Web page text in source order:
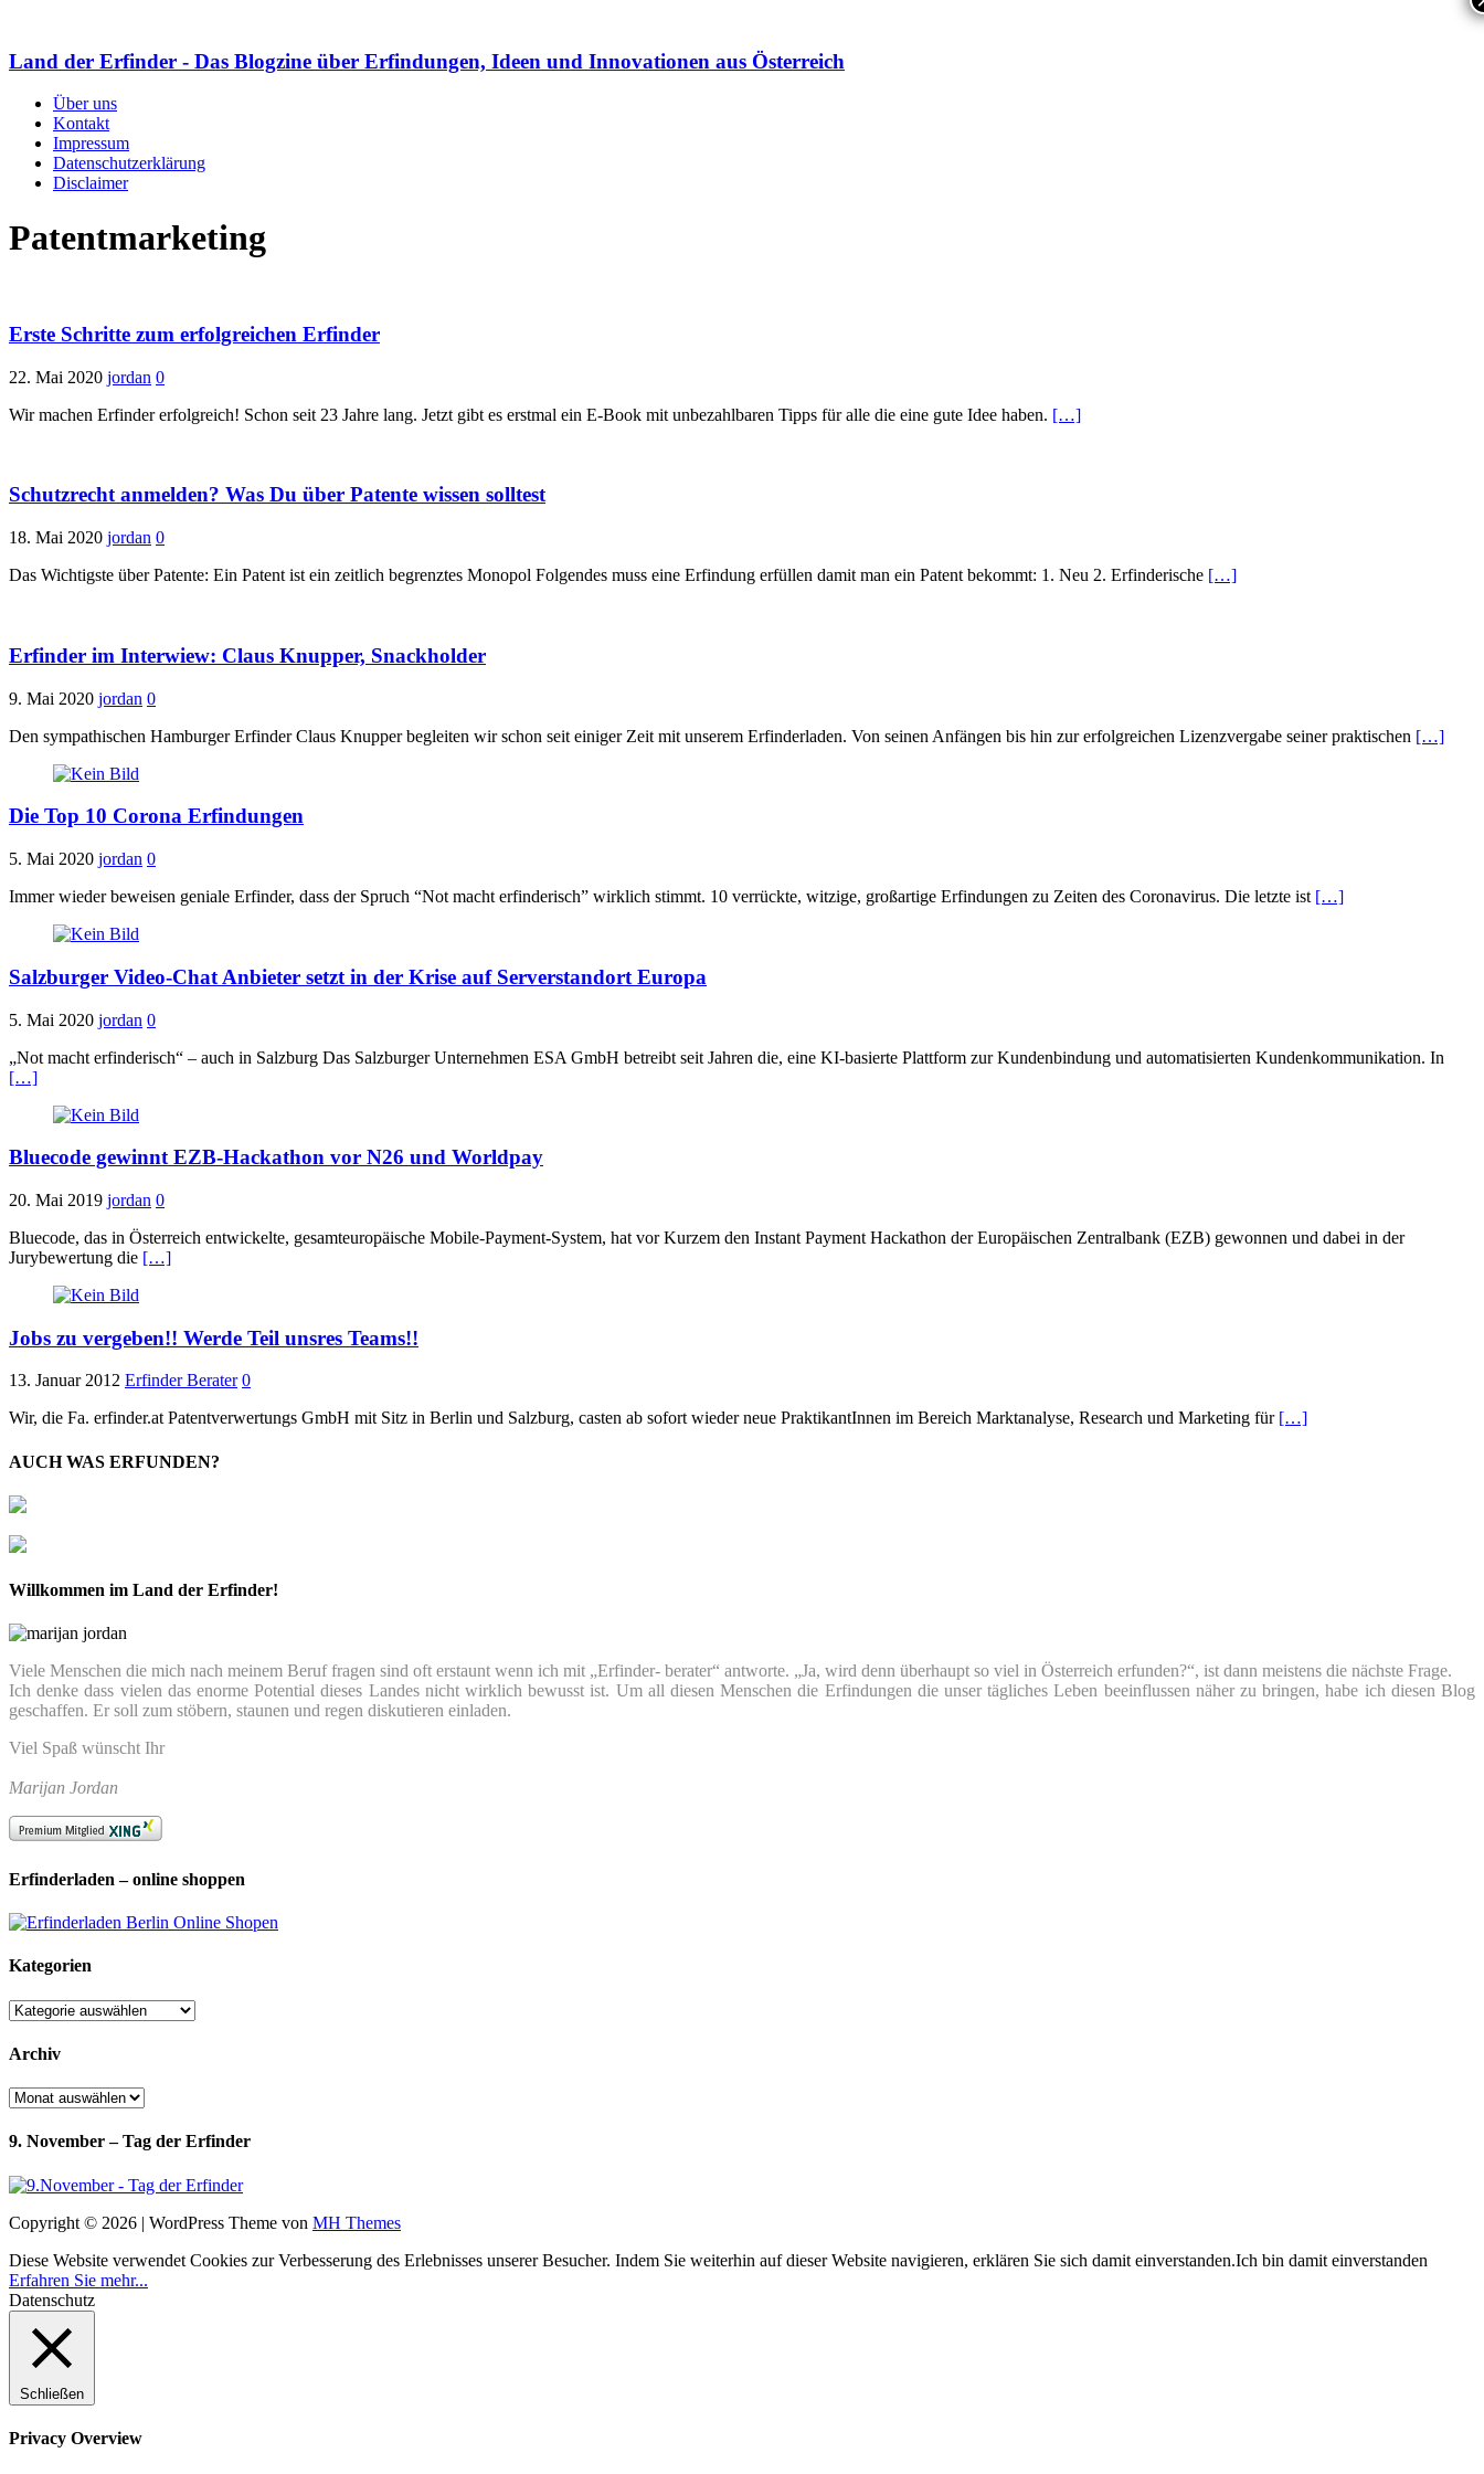
Land der Erfinder - Das Blogzine über Erfindungen, Ideen und Innovationen aus Österreich
Über uns
Kontakt
Impressum
Datenschutzerklärung
Disclaimer
Patentmarketing
Erste Schritte zum erfolgreichen Erfinder
22. Mai 2020 jordan 0
Wir machen Erfinder erfolgreich! Schon seit 23 Jahre lang. Jetzt gibt es erstmal ein E-Book mit unbezahlbaren Tipps für alle die eine gute Idee haben. […]
Schutzrecht anmelden? Was Du über Patente wissen solltest
18. Mai 2020 jordan 0
Das Wichtigste über Patente: Ein Patent ist ein zeitlich begrenztes Monopol Folgendes muss eine Erfindung erfüllen damit man ein Patent bekommt: 1. Neu 2. Erfinderische […]
Erfinder im Interwiew: Claus Knupper, Snackholder
9. Mai 2020 jordan 0
Den sympathischen Hamburger Erfinder Claus Knupper begleiten wir schon seit einiger Zeit mit unserem Erfinderladen. Von seinen Anfängen bis hin zur erfolgreichen Lizenzvergabe seiner praktischen […]
Die Top 10 Corona Erfindungen
5. Mai 2020 jordan 0
Immer wieder beweisen geniale Erfinder, dass der Spruch “Not macht erfinderisch” wirklich stimmt. 10 verrückte, witzige, großartige Erfindungen zu Zeiten des Coronavirus. Die letzte ist […]
Salzburger Video-Chat Anbieter setzt in der Krise auf Serverstandort Europa
5. Mai 2020 jordan 0
„Not macht erfinderisch“ – auch in Salzburg Das Salzburger Unternehmen ESA GmbH betreibt seit Jahren die, eine KI-basierte Plattform zur Kundenbindung und automatisierten Kundenkommunikation. In
[…]
Bluecode gewinnt EZB-Hackathon vor N26 und Worldpay
20. Mai 2019 jordan 0
Bluecode, das in Österreich entwickelte, gesamteuropäische Mobile-Payment-System, hat vor Kurzem den Instant Payment Hackathon der Europäischen Zentralbank (EZB) gewonnen und dabei in der
Jurybewertung die […]
Jobs zu vergeben!! Werde Teil unsres Teams!!
13. Januar 2012 Erfinder Berater 0
Wir, die Fa. erfinder.at Patentverwertungs GmbH mit Sitz in Berlin und Salzburg, casten ab sofort wieder neue PraktikantInnen im Bereich Marktanalyse, Research und Marketing für […]
AUCH WAS ERFUNDEN?
Willkommen im Land der Erfinder!
Viele Menschen die mich nach meinem Beruf fragen sind oft erstaunt wenn ich mit „Erfinder- berater“ antworte. „Ja, wird denn überhaupt so viel in Österreich erfunden?“, ist dann meistens die nächste Frage.
Ich denke dass vielen das enorme Potential dieses Landes nicht wirklich bewusst ist. Um all diesen Menschen die Erfindungen die unser tägliches Leben beeinflussen näher zu bringen, habe ich diesen Blog
geschaffen. Er soll zum stöbern, staunen und regen diskutieren einladen.
Viel Spaß wünscht Ihr
Marijan Jordan
Erfinderladen – online shoppen
Kategorien
Kategorien
Archiv
Archiv
9. November – Tag der Erfinder
Copyright © 2026 | WordPress Theme von MH Themes
Diese Website verwendet Cookies zur Verbesserung des Erlebnisses unserer Besucher. Indem Sie weiterhin auf dieser Website navigieren, erklären Sie sich damit einverstanden.Ich bin damit einverstanden
Erfahren Sie mehr...
Datenschutz
Schließen
Privacy Overview